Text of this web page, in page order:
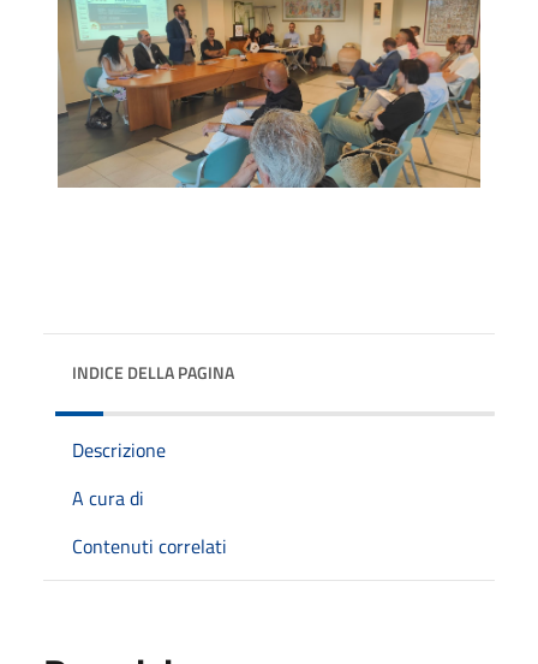
INDICE DELLA PAGINA
Descrizione
A cura di
Contenuti correlati